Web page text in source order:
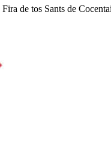
de tos Sants de